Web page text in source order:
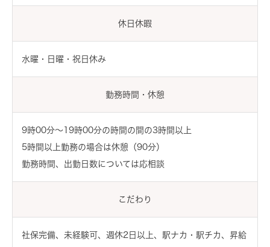
休日休暇
水曜・日曜・祝日休み
勤務時間・休憩
9時00分〜19時00分の時間の間の3時間以上
5時間以上勤務の場合は休憩（90分）
勤務時間、出勤日数については応相談
こだわり
社保完備、未経験可、週休2日以上、駅ナカ・駅チカ、昇給